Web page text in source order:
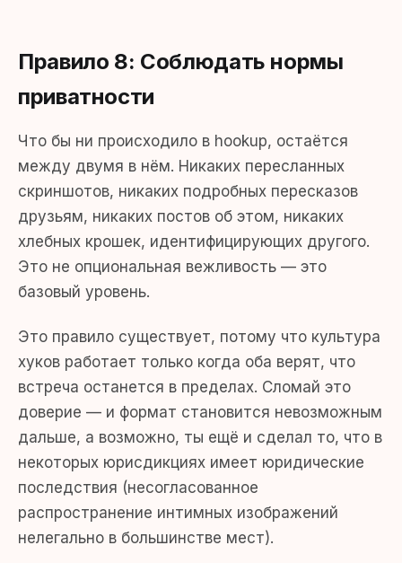
Правило 8: Соблюдать нормы
приватности
Что бы ни происходило в hookup, остаётся
между двумя в нём. Никаких пересланных
скриншотов, никаких подробных пересказов
друзьям, никаких постов об этом, никаких
хлебных крошек, идентифицирующих другого.
Это не опциональная вежливость — это
базовый уровень.
Это правило существует, потому что культура
хуков работает только когда оба верят, что
встреча останется в пределах. Сломай это
доверие — и формат становится невозможным
дальше, а возможно, ты ещё и сделал то, что в
некоторых юрисдикциях имеет юридические
последствия (несогласованное
распространение интимных изображений
нелегально в большинстве мест).